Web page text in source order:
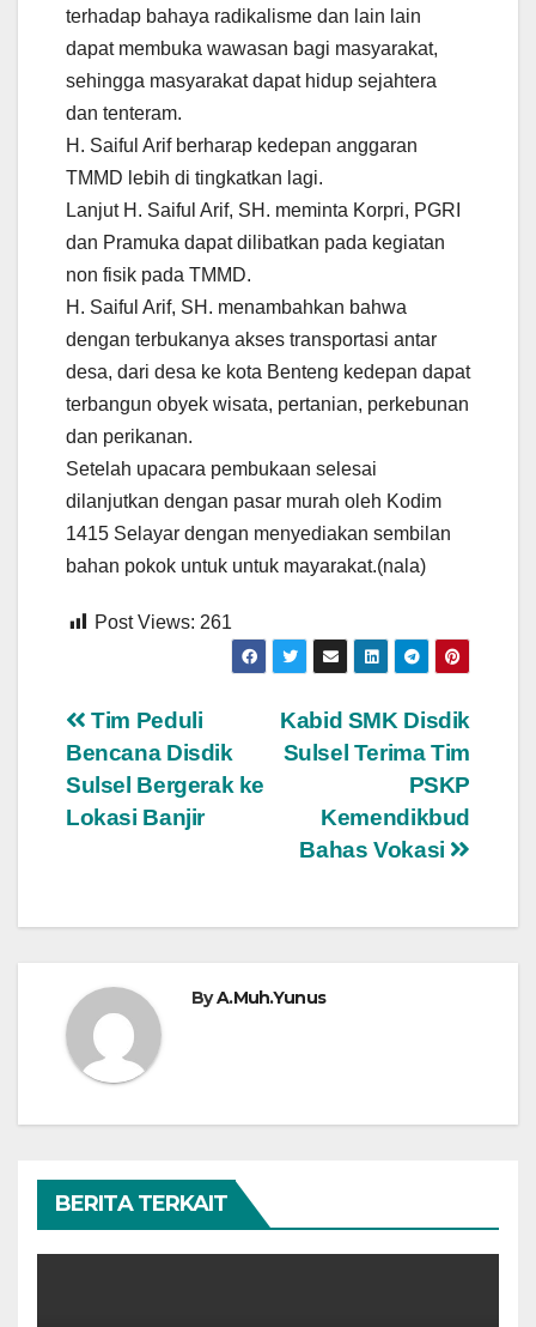
terhadap bahaya radikalisme dan lain lain
dapat membuka wawasan bagi masyarakat,
sehingga masyarakat dapat hidup sejahtera
dan tenteram.
H. Saiful Arif berharap kedepan anggaran
TMMD lebih di tingkatkan lagi.
Lanjut H. Saiful Arif, SH. meminta Korpri, PGRI
dan Pramuka dapat dilibatkan pada kegiatan
non fisik pada TMMD.
H. Saiful Arif, SH. menambahkan bahwa
dengan terbukanya akses transportasi antar
desa, dari desa ke kota Benteng kedepan dapat
terbangun obyek wisata, pertanian, perkebunan
dan perikanan.
Setelah upacara pembukaan selesai
dilanjutkan dengan pasar murah oleh Kodim
1415 Selayar dengan menyediakan sembilan
bahan pokok untuk untuk mayarakat.(nala)
Post Views: 261
Navigasi
pos
Kabid SMK Disdik
Sulsel Terima Tim
PSKP
Kemendikbud
Bahas Vokasi
Tim Peduli
Bencana Disdik
Sulsel Bergerak ke
Lokasi Banjir
ByA.Muh.Yunus
BERITA TERKAIT